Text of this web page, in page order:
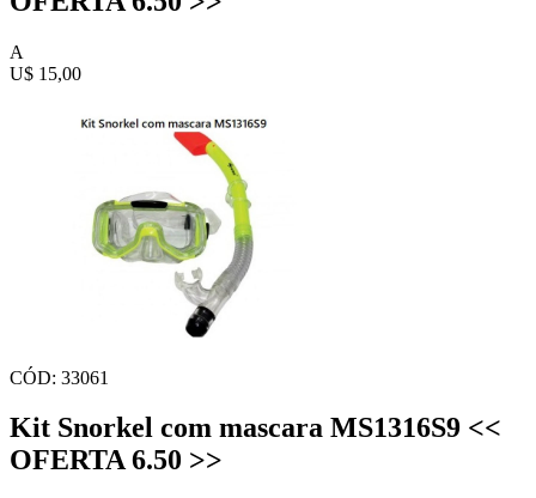
A
U$ 15,00
CÓD: 33061
Kit Snorkel com mascara MS1316S9 <<
OFERTA 6.50 >>